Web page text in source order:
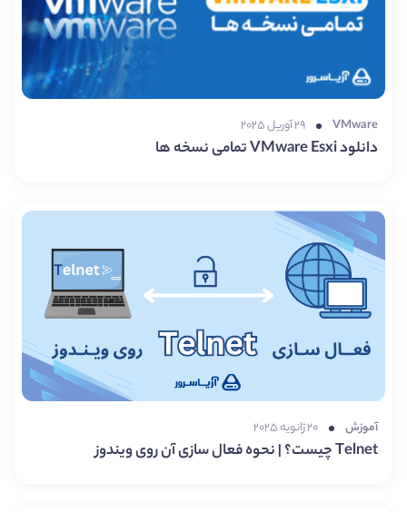
VMware ۲۹ آوریل ۲۰۲۵
دانلود VMware Esxi تمامی نسخه ها
آموزش ۲۰ ژانویه ۲۰۲۵
Telnet چیست؟ | نحوه فعال سازی آن روی ویندوز